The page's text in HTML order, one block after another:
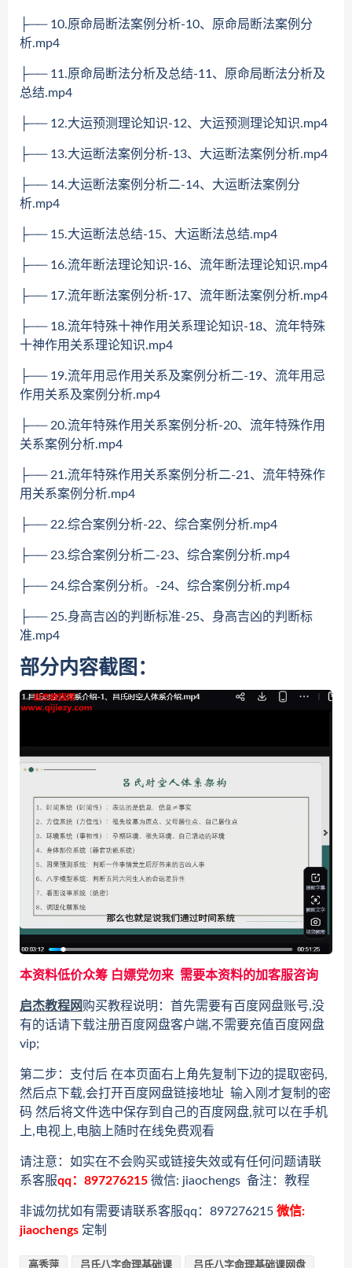
├── 10.原命局断法案例分析-10、原命局断法案例分
析.mp4
├── 11.原命局断法分析及总结-11、原命局断法分析及
总结.mp4
├── 12.大运预测理论知识-12、大运预测理论知识.mp4
├── 13.大运断法案例分析-13、大运断法案例分析.mp4
├── 14.大运断法案例分析二-14、大运断法案例分
析.mp4
├── 15.大运断法总结-15、大运断法总结.mp4
├── 16.流年断法理论知识-16、流年断法理论知识.mp4
├── 17.流年断法案例分析-17、流年断法案例分析.mp4
├── 18.流年特殊十神作用关系理论知识-18、流年特殊
十神作用关系理论知识.mp4
├── 19.流年用忌作用关系及案例分析二-19、流年用忌
作用关系及案例分析.mp4
├── 20.流年特殊作用关系案例分析-20、流年特殊作用
关系案例分析.mp4
├── 21.流年特殊作用关系案例分析二-21、流年特殊作
用关系案例分析.mp4
├── 22.综合案例分析-22、综合案例分析.mp4
├── 23.综合案例分析二-23、综合案例分析.mp4
├── 24.综合案例分析。-24、综合案例分析.mp4
├── 25.身高吉凶的判断标准-25、身高吉凶的判断标
准.mp4
部分内容截图：
本资料低价众筹 白嫖党勿来 需要本资料的加客服咨询
启杰教程网购买教程说明：首先需要有百度网盘账号,没
有的话请下载注册百度网盘客户端,不需要充值百度网盘
vip;
第二步：支付后 在本页面右上角先复制下边的提取密码,
然后点下载,会打开百度网盘链接地址 输入刚才复制的密
码 然后将文件选中保存到自己的百度网盘,就可以在手机
上,电视上,电脑上随时在线免费观看
请注意：如实在不会购买或链接失效或有任何问题请联
系客服qq：897276215 微信: jiaochengs 备注：教程
非诚勿扰如有需要请联系客服qq：897276215 微信:
jiaochengs 定制
高秀萍 吕氏八字命理基础课 吕氏八字命理基础课网盘